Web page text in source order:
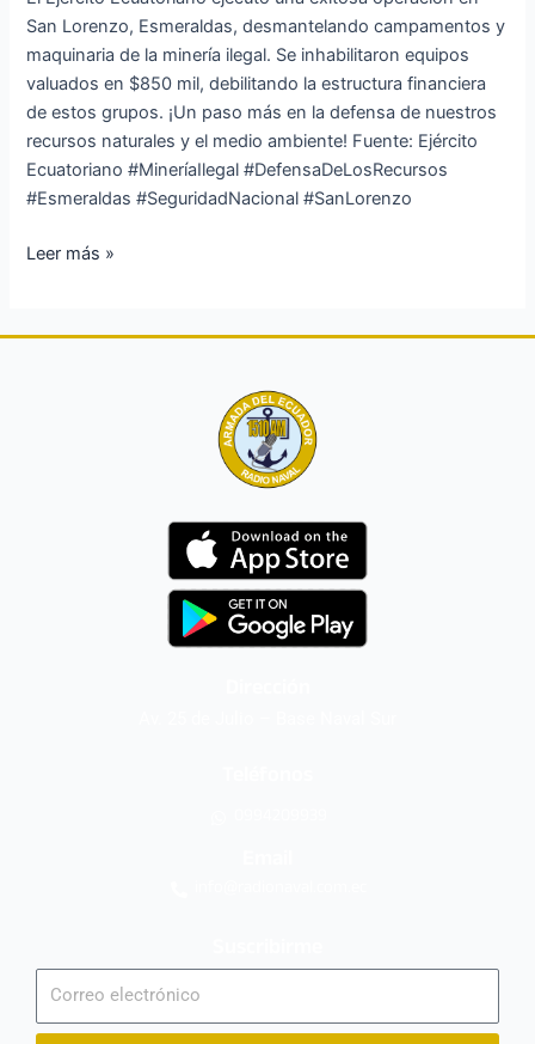
San Lorenzo, Esmeraldas, desmantelando campamentos y
maquinaria de la minería ilegal. Se inhabilitaron equipos
valuados en $850 mil, debilitando la estructura financiera
de estos grupos. ¡Un paso más en la defensa de nuestros
recursos naturales y el medio ambiente! Fuente: Ejército
Ecuatoriano #MineríaIlegal #DefensaDeLosRecursos
#Esmeraldas #SeguridadNacional #SanLorenzo
en
Esmeraldas
Leer más »